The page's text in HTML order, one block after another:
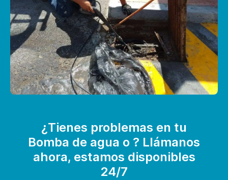
¿Tienes problemas en tu
Bomba de agua o ? Llámanos
ahora, estamos disponibles
24/7